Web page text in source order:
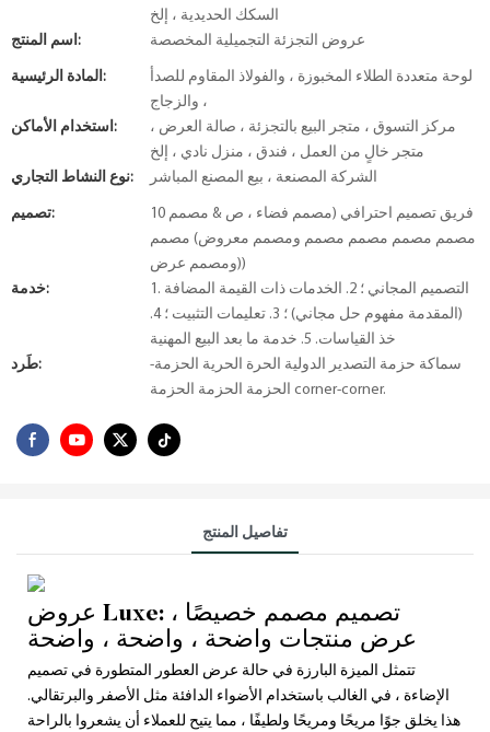
السكك الحديدية ، إلخ
اسم المنتج:
عروض التجزئة التجميلية المخصصة
المادة الرئيسية:
لوحة متعددة الطلاء المخبوزة ، والفولاذ المقاوم للصدأ
، والزجاج
استخدام الأماكن:
مركز التسوق ، متجر البيع بالتجزئة ، صالة العرض ،
متجر خالٍ من العمل ، فندق ، منزل نادي ، إلخ
نوع النشاط التجاري:
الشركة المصنعة ، بيع المصنع المباشر
تصميم:
10 فريق تصميم احترافي (مصمم فضاء ، ص & مصمم
مصمم مصمم مصمم مصمم ومصمم معروض) مصمم
ومصمم عرض))
خدمة:
1. التصميم المجاني ؛ 2. الخدمات ذات القيمة المضافة
(المقدمة مفهوم حل مجاني) ؛ 3. تعليمات التثبيت ؛ 4.
خذ القياسات. 5. خدمة ما بعد البيع المهنية
طَرد:
سماكة حزمة التصدير الدولية الحرة الحرية الحزمة-
الحزمة الحزمة الحزمة corner-corner.
تفاصيل المنتج
عروض Luxe: تصميم مصمم خصيصًا ،
عرض منتجات واضحة ، واضحة ، واضحة
تتمثل الميزة البارزة في حالة عرض العطور المتطورة في تصميم
الإضاءة ، في الغالب باستخدام الأضواء الدافئة مثل الأصفر والبرتقالي.
هذا يخلق جوًا مريحًا ومريحًا ولطيفًا ، مما يتيح للعملاء أن يشعروا بالراحة